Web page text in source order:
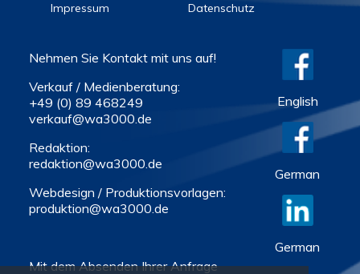
Impressum Datenschutz
Nehmen Sie Kontakt mit uns auf!
Verkauf / Medienberatung:
+49 (0) 89 468249
verkauf@wa3000.de
Redaktion:
redaktion@wa3000.de
Webdesign / Produktionsvorlagen:
produktion@wa3000.de
Mit dem Absenden Ihrer Anfrage
English
German
German